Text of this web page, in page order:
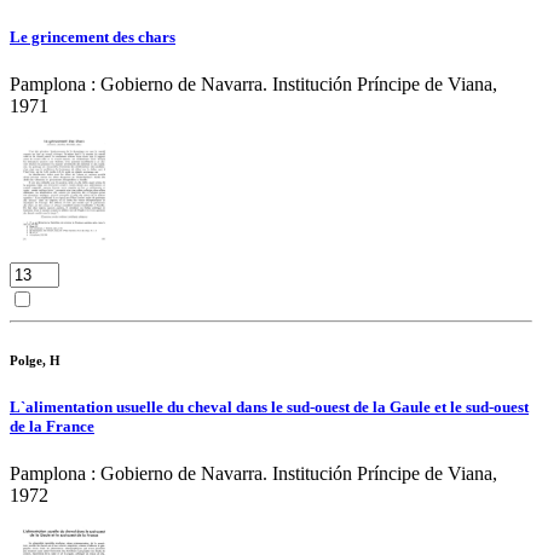
Le grincement des chars
Pamplona : Gobierno de Navarra. Institución Príncipe de Viana,
1971
Polge, H
L`alimentation usuelle du cheval dans le sud-ouest de la Gaule et le sud-ouest
de la France
Pamplona : Gobierno de Navarra. Institución Príncipe de Viana,
1972